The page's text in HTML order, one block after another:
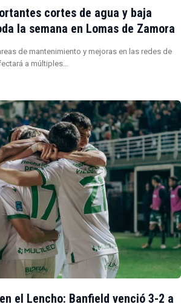
cortes de agua y baja
la semana en Lomas de Zamora
de mantenimiento y mejoras en las redes de
a múltiples…
el Lencho: Banfield venció 3-2 a